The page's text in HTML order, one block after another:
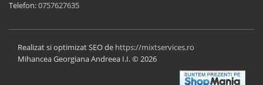
Telefon:0757627635
Realizat si optimizat SEO de https://mixtservices.ro
Mihancea Georgiana Andreea I.I. © 2026